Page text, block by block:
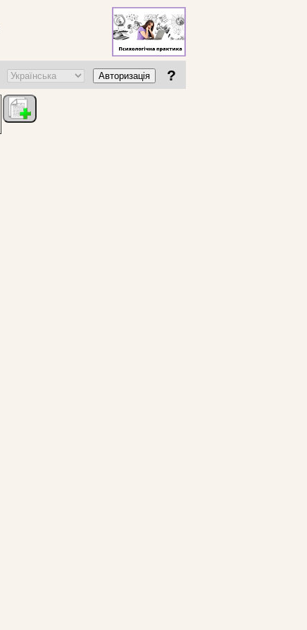
Авторизація ?